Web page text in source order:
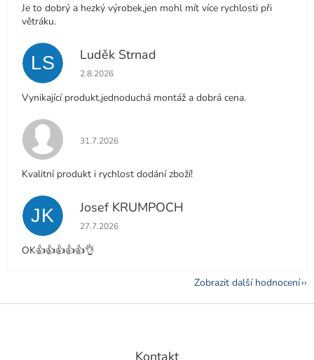
Je to dobrý a hezký výrobek,jen mohl mít více rychlosti při
větráku.
LS Luděk Strnad
Hodnocení obchodu je 5 z 5 hvězdiček.
2.8.2026
Vynikající produkt,jednoduchá montáž a dobrá cena.
Hodnocení obchodu je 5 z 5 hvězdiček.
31.7.2026
Kvalitní produkt i rychlost dodání zboží!
JK Josef KRUMPOCH
Hodnocení obchodu je 5 z 5 hvězdiček.
27.7.2026
OK👍👍👍👍👍👌
Zobrazit další hodnocení
Z
Kontakt